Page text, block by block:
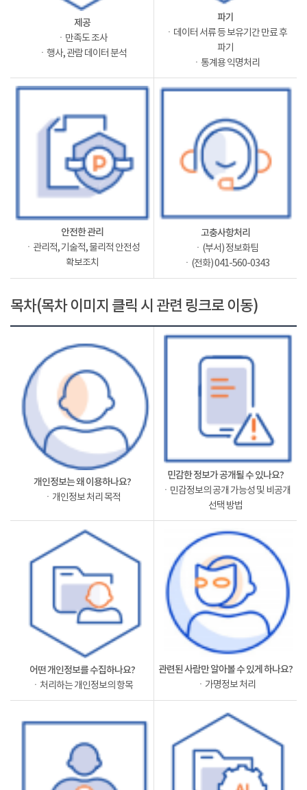
제공
ㆍ만족도 조사
ㆍ행사, 관람 데이터 분석
파기
ㆍ데이터 서류 등 보유기간 만료 후
파기
ㆍ통계용 익명처리
안전한 관리
ㆍ관리적, 기술적, 물리적 안전성
확보조치
고충사항처리
ㆍ(부서) 정보화팀
ㆍ(전화) 041-560-0343
목차(목차 이미지 클릭 시 관련 링크로 이동)
개인정보는 왜 이용하나요?
ㆍ개인정보 처리 목적
민감한 정보가 공개될 수 있나요?
ㆍ민감정보의 공개 가능성 및 비공개
선택 방법
어떤 개인정보를 수집하나요?
ㆍ처리하는 개인정보의 항목
관련된 사람만 알아볼 수 있게 하나요?
ㆍ가명정보 처리